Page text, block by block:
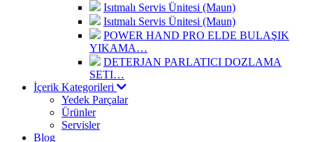
Isıtmalı Servis Ünitesi (Maun)
Isıtmalı Servis Ünitesi (Maun)
POWER HAND PRO ELDE BULAŞIK
YIKAMA…
DETERJAN PARLATICI DOZLAMA
SETI…
İçerik Kategorileri
Yedek Parçalar
Ürünler
Servisler
Blog